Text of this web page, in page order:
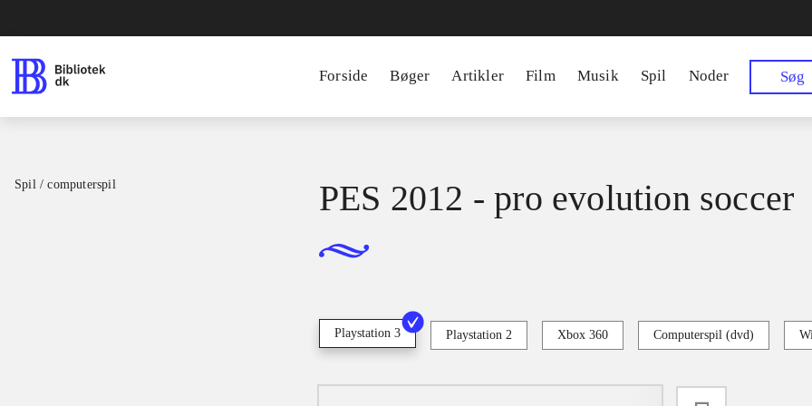
Forside Bøger Artikler Film Musik Spil Noder Søg
Spil / computerspil PES 2012 - pro evolution soccer
Playstation 3 Playstation 2 Xbox 360 Computerspil (dvd)